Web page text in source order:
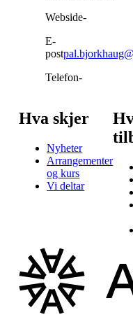
Webside-
E-
post
Telefon-
Hva skjer
Nyheter
Arrangementer
og kurs
Vi deltar